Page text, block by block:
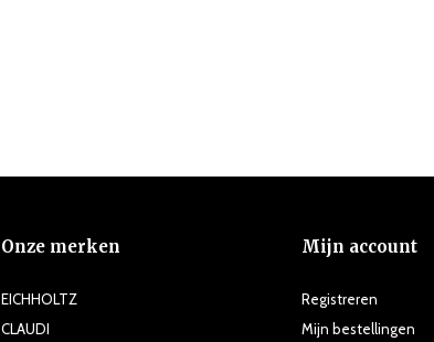
Onze merken
EICHHOLTZ
CLAUDI
Mijn account
Registreren
Mijn bestellingen